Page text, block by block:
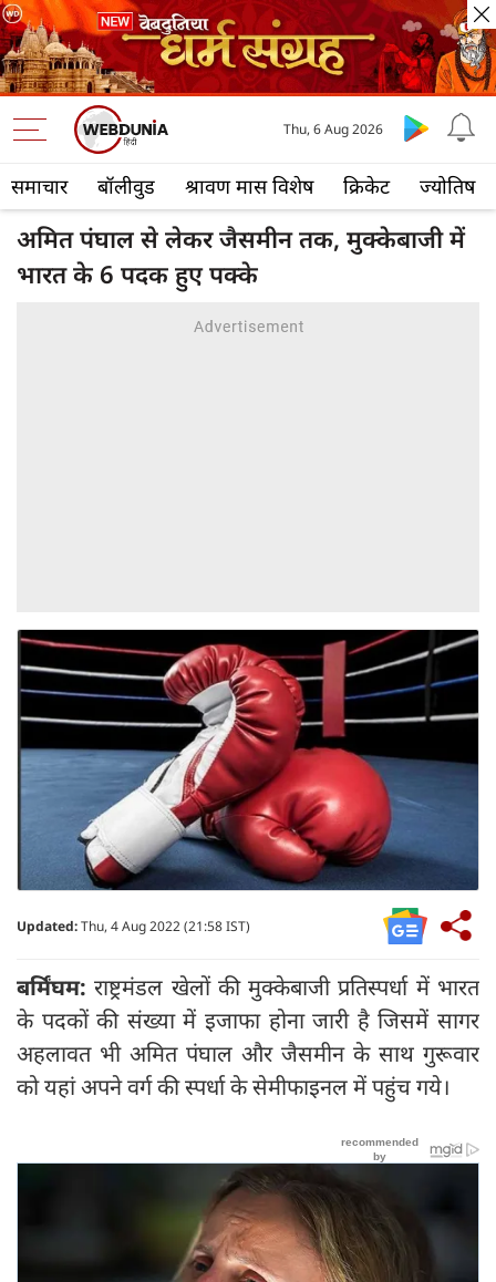
समाचार बॉलीवुड श्रावण मास विशेष क्रिकेट ज्योतिष
Thu, 6 Aug 2026
अमित पंघाल से लेकर जैसमीन तक, मुक्केबाजी में
भारत के 6 पदक हुए पक्के
Updated:Thu, 4 Aug 2022 (21:58 IST)
बर्मिंघम:राष्ट्रमंडल खेलों की मुक्केबाजी प्रतिस्पर्धा में भारत
के पदकों की संख्या में इजाफा होना जारी है जिसमें सागर
अहलावत भी अमित पंघाल और जैसमीन के साथ गुरूवार
को यहां अपने वर्ग की स्पर्धा के सेमीफाइनल में पहुंच गये।